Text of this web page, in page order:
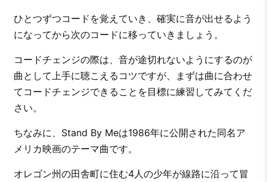
ひとつずつコードを覚えていき、確実に音が出せるよう
になってから次のコードに移っていきましょう。
コードチェンジの際は、音が途切れないようにするのが
曲として上手に聴こえるコツですが、まずは曲に合わせ
てコードチェンジできることを目標に練習してみてくだ
さい。
ちなみに、Stand By Meは1986年に公開された同名ア
メリカ映画のテーマ曲です。
オレゴン州の田舎町に住む4人の少年が線路に沿って冒